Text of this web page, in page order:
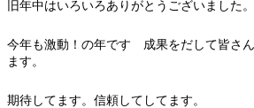
旧年中はいろいろありがとうございました。
今年も激動！の年です 成果をだして皆さ
ます。
期待してます。信頼してしてます。